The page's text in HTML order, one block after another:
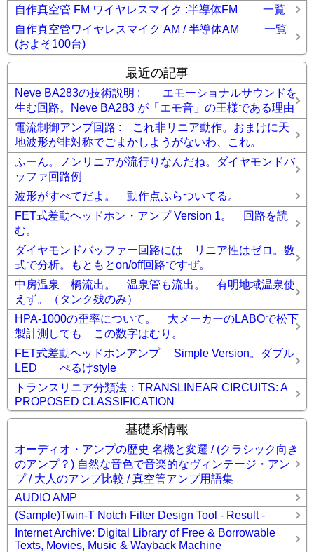
自作真空管 FM ワイヤレスマイク :半導体FM 一覧
自作真空管ワイヤレスマイク AM / 半導体AM 一覧
(およそ100台)
最近の記事
Neve BA283の技術説明 : エモーショナルサウンドを
生む回路。Neve BA283 が「エモ音」の王様である理由
電流制御アンプ回路 : これ非リニア動作。おまけに天
地波形が非対称でごまかしようがないわ、これ。
ふーん。ノンリニアが流行りなんだね。ダイヤモンドバ
ッファ回路例
波形がすべてだよ。 動作点ふらついてる。
FET式差動ヘッドホン・アンプ Version 1。 回路を読
む。
ダイヤモンドバッファー回路には リニア性はゼロ。数
式で分析。もともとon/off回路ですぜ。
中房温泉 橋流出。 温泉管も流出。 有明地域温泉使
えず。（タンク残のみ）
HPA-1000の歪率について。 大メーカーのLABOで松下
製計測しても この数字はむり。
FET式差動ヘッドホンアンプ Simple Version。ダブル
LED ぺるけstyle
トランスリニア分類法：TRANSLINEAR CIRCUITS: A
PROPOSED CLASSIFICATION
基礎系情報
オーディオ・アンプの歴史 名機と変遷 / (クラシック向き
のアンプ？) 自然な音色で音楽的なヴィンテージ・アン
プ / 大人のアンプ比較 / 真空管アンプ用語集
AUDIO AMP
(Sample)Twin-T Notch Filter Design Tool - Result -
Internet Archive: Digital Library of Free & Borrowable
Texts, Movies, Music & Wayback Machine